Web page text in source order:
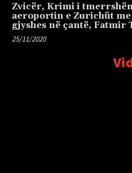
Zvicër, Krimi i
aeroportin e Zurichüt me
gjyshes në çantë, Fatmir
25/11/2020